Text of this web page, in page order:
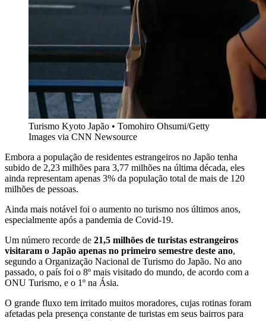
Turismo Kyoto Japão • Tomohiro Ohsumi/Getty
Images via CNN Newsource
Embora a população de residentes estrangeiros no Japão tenha
subido de 2,23 milhões para 3,77 milhões na última década, eles
ainda representam apenas 3% da população total de mais de 120
milhões de pessoas.
Ainda mais notável foi o aumento no turismo nos últimos anos,
especialmente após a pandemia de Covid-19.
Um número recorde de 21,5 milhões de turistas estrangeiros
visitaram o Japão apenas no primeiro semestre deste ano,
segundo a Organização Nacional de Turismo do Japão. No ano
passado, o país foi o 8º mais visitado do mundo, de acordo com a
ONU Turismo, e o 1º na Ásia.
O grande fluxo tem irritado muitos moradores, cujas rotinas foram
afetadas pela presença constante de turistas em seus bairros para